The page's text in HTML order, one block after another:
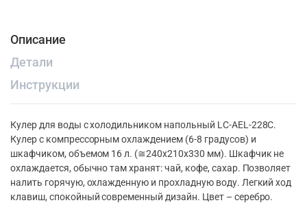
Описание
Детали
Инструкции
Кулер для воды с холодильником напольный LC-AEL-228С.
Кулер с компрессорным охлаждением (6-8 градусов) и
шкафчиком, объемом 16 л. (≅240х210х330 мм). Шкафчик не
охлаждается, обычно там хранят: чай, кофе, сахар. Позволяет
налить горячую, охлажденную и прохладную воду. Легкий ход
клавиш, спокойный современный дизайн. Цвет – серебро.